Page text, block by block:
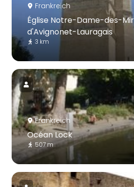
Frankreich
Église Notre-Dame-des-
d'Avignonet-Lauragais
3 km
Frankreich
Océan Lock
507 m